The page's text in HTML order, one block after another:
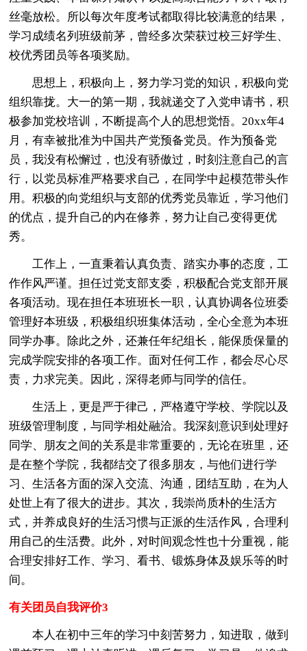
丝毫放松。所以每次年度考试都取得比较满意的结果，
学习成绩名列班级前茅，曾经多次荣获过校三好学生、
校优秀团员等各项奖励。
思想上，积极向上，努力学习党的知识，积极向党
组织靠拢。大一的第一期，我就递交了入党申请书，积
极参加党校培训，不断提高个人的思想觉悟。20xx年4
月，有幸被批准为中国共产党预备党员。作为预备党
员，我没有松懈过，也没有骄傲过，时刻注意自己的言
行，以党员标准严格要求自己，在同学中起模范带头作
用。积极的向党组织与支部的优秀党员靠近，学习他们
的优点，提升自己的内在修养，努力让自己变得更优
秀。
工作上，一直秉着认真负责、踏实办事的态度，工
作作风严谨。担任过党支部支委，积极配合党支部开展
各项活动。现在担任本班班长一职，认真协调各位班委
管理好本班级，积极组织班集体活动，全心全意为本班
同学办事。除此之外，还兼任年纪组长，能保质保量的
完成学院安排的各项工作。面对任何工作，都会尽心尽
责，力求完美。因此，深得老师与同学的信任。
生活上，更是严于律己，严格遵守学校、学院以及
班级管理制度，与同学相处融洽。我深刻意识到处理好
同学、朋友之间的关系是非常重要的，无论在班里，还
是在整个学院，我都结交了很多朋友，与他们进行学
习、生活各方面的深入交流、沟通，团结互助，在为人
处世上有了很大的进步。其次，我崇尚质朴的生活方
式，并养成良好的生活习惯与正派的生活作风，合理利
用自己的生活费。此外，对时间观念性也十分重视，能
合理安排好工作、学习、看书、锻炼身体及娱乐等的时
间。
有关团员自我评价3
本人在初中三年的学习中刻苦努力，知进取，做到